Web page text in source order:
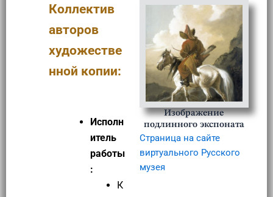
Коллектив
авторов
художестве
нной копии:
Исполн
итель
работы
:
К
Изображение
подлинного экспоната
Страница на сайте
виртуального Русского
музея